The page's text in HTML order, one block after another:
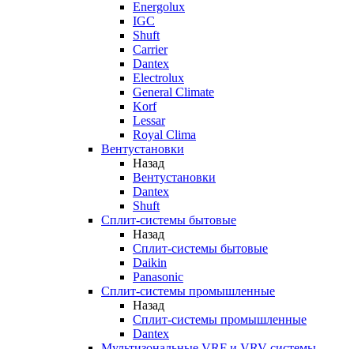
Energolux
IGC
Shuft
Carrier
Dantex
Electrolux
General Climate
Korf
Lessar
Royal Clima
Вентустановки
Назад
Вентустановки
Dantex
Shuft
Сплит-системы бытовые
Назад
Сплит-системы бытовые
Daikin
Panasonic
Сплит-системы промышленные
Назад
Сплит-системы промышленные
Dantex